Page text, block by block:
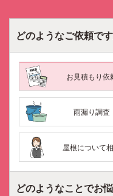
どのようなご依頼で
お見積もり依
雨漏り調査
屋根について
どのようなことでお